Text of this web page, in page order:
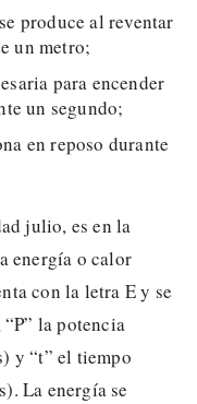
produce al reventar
un metro;
para encender
un segundo;
en reposo durante
julio, es en la
energía o calor
con la letra E y se
la potencia
y “t” el tiempo
La energía se